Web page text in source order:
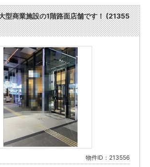
型商業施設の1階路面店舗です！ (21355
物件ID：213556